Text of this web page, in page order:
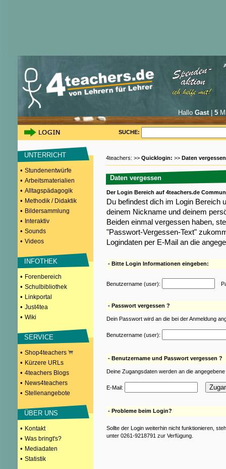
Hallo Gast| 5
SUCHE:
UNTERRICHT
• Stundenentwürfe
• Arbeitsmaterialien
• Alltagspädagogik
• Methodik / Didaktik
• Bildersammlung
• Interaktiv
• Sounds
• Videos
INFOTHEK
• Forenbereich
• Schulbibliothek
• Linkportal
• Just4tea
• Wiki
SERVICE
• Shop4teachers
• Kürzere URLs
• 4teachers Blogs
• News4teachers
• Stellenangebote
ÜBER UNS
• Kontakt
• Was bringt's?
• Mediadaten
• Statistik
4teachers: >> Quicklogin: >> Daten vergessen
Daten vergessen
Der Login Bereich auf 4teachers.de
Du befindest dich im Login Bereich
deinem Nickname und deinem
Beiden einmal vergessen haben,
"Passwort-Vergessen-Text"
Logindaten per E-Mail an die
- Bitte Login Informationen eingeben:
Benutzername (user):
- Passwort vergessen ?
Dein Passwort wird an die bei der Anmeldung
Benutzername (user):
- Benutzername und Passwort vergessen ?
Deine Zugangsdaten werden an die
E-Mail:
- Probleme beim Login?
Sollte der Login weiterhin nicht funktionieren,
unter 0261-9218791 zur Verfügung.